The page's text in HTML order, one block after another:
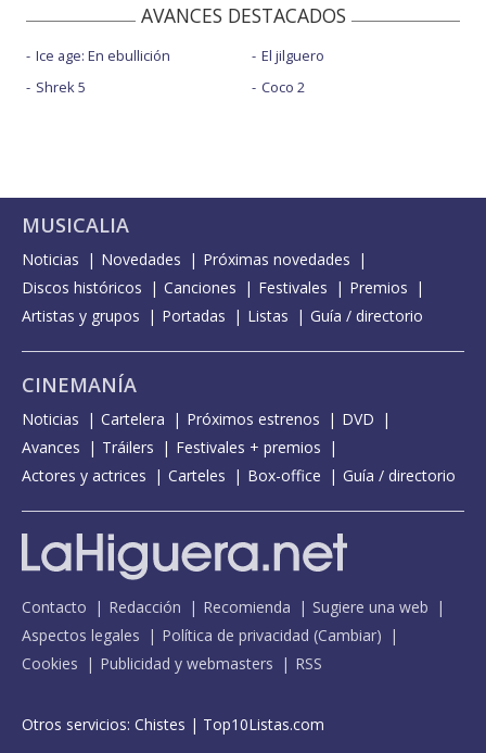
AVANCES DESTACADOS
Ice age: En ebullición
Shrek 5
El jilguero
Coco 2
MUSICALIA
Noticias Novedades
Próximas novedades
Discos históricos
Canciones Festivales
Premios
Artistas y grupos
Portadas Listas Guía / directorio
CINEMANÍA
Noticias Cartelera Próximos estrenos
DVD
Avances
Tráilers
Festivales + premios
Actores y actrices
Carteles Box-office Guía / directorio
Contacto Redacción Recomienda
Sugiere una web
Aspectos legales
Política de privacidad (Cambiar)
Cookies
Publicidad y webmasters RSS
Otros servicios: Chistes | Top10Listas.com